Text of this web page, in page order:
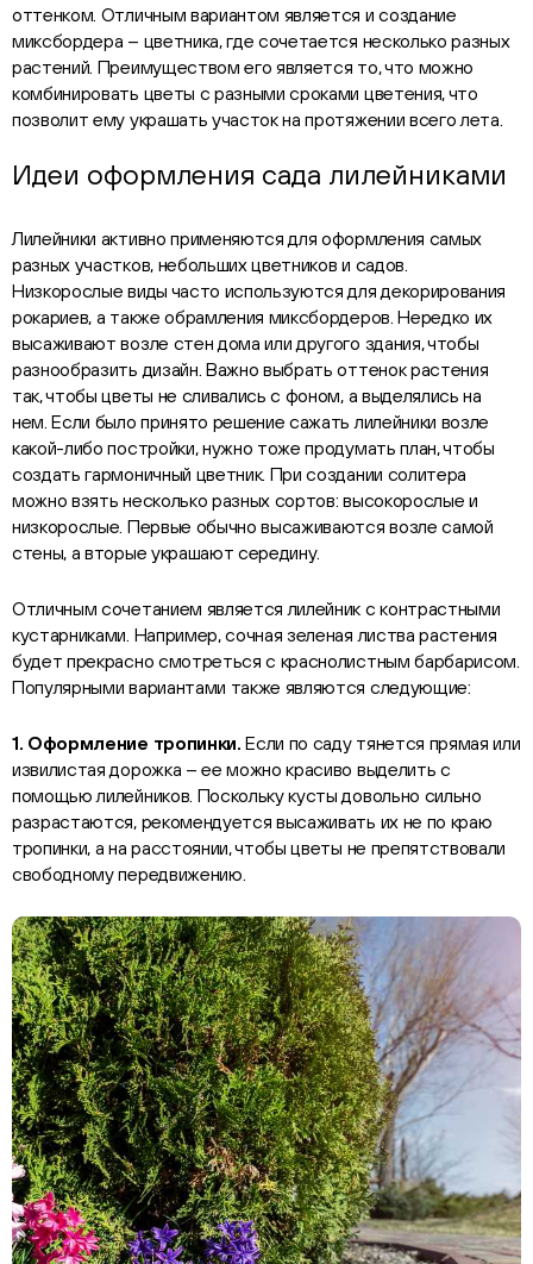
оттенком. Отличным вариантом является и создание
миксбордера – цветника, где сочетается несколько разных
растений. Преимуществом его является то, что можно
комбинировать цветы с разными сроками цветения, что
позволит ему украшать участок на протяжении всего лета.
Идеи оформления сада лилейниками
Лилейники активно применяются для оформления самых
разных участков, небольших цветников и садов.
Низкорослые виды часто используются для декорирования
рокариев, а также обрамления миксбордеров. Нередко их
высаживают возле стен дома или другого здания, чтобы
разнообразить дизайн. Важно выбрать оттенок растения
так, чтобы цветы не сливались с фоном, а выделялись на
нем. Если было принято решение сажать лилейники возле
какой-либо постройки, нужно тоже продумать план, чтобы
создать гармоничный цветник. При создании солитера
можно взять несколько разных сортов: высокорослые и
низкорослые. Первые обычно высаживаются возле самой
стены, а вторые украшают середину.
Отличным сочетанием является лилейник с контрастными
кустарниками. Например, сочная зеленая листва растения
будет прекрасно смотреться с краснолистным барбарисом.
Популярными вариантами также являются следующие:
1. Оформление тропинки. Если по саду тянется прямая или
извилистая дорожка – ее можно красиво выделить с
помощью лилейников. Поскольку кусты довольно сильно
разрастаются, рекомендуется высаживать их не по краю
тропинки, а на расстоянии, чтобы цветы не препятствовали
свободному передвижению.